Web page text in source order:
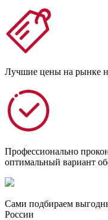
Лучшие цены на рынке
Профессионально
оптимальный вариант
Сами подбираем
России